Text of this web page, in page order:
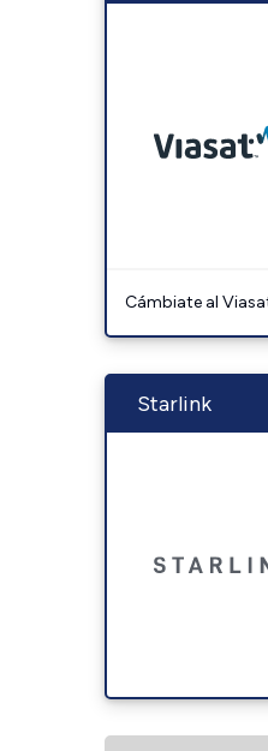
Cámbiate al
Starlink